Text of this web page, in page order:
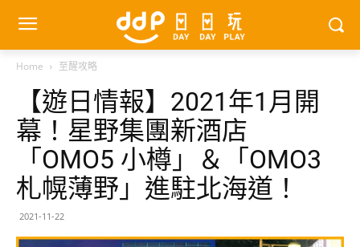
Home 至醒攻略
【遊日情報】2021年1月開
幕！星野集團新酒店
「OMO5 小樽」＆「OMO3
札幌薄野」進駐北海道！
2021-11-22